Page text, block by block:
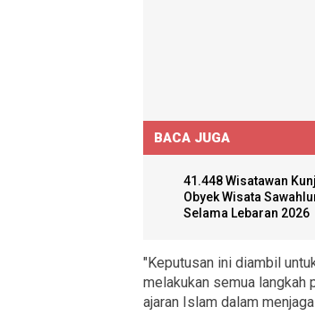
BACA JUGA
41.448 Wisatawan
Obyek Wisata
Selama Lebaran 2026
"Keputusan ini diambil
melakukan semua langkah
ajaran Islam dalam